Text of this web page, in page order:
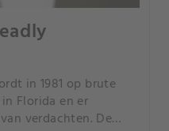
in 1981 op brute
Florida en er
verdachten. De